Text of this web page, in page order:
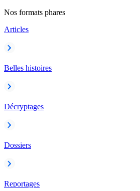
Nos formats phares
Articles
Belles histoires
Décryptages
Dossiers
Reportages